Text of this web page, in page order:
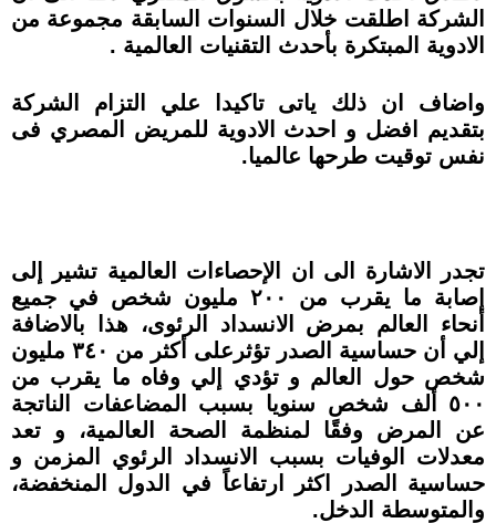
الشركة اطلقت خلال السنوات السابقة مجموعة من
الادوية المبتكرة بأحدث التقنيات العالمية .
واضاف ان ذلك ياتى تاكيدا علي التزام الشركة
بتقديم افضل و احدث الادوية للمريض المصري فى
نفس توقيت طرحها عالميا.
تجدر الاشارة الى ان الإحصاءات العالمية تشير إلى
إصابة ما يقرب من ٢٠٠ مليون شخص في جميع
أنحاء العالم بمرض الانسداد الرئوى، هذا بالاضافة
إلي أن حساسية الصدر تؤثرعلى أكثر من ٣٤٠ مليون
شخص حول العالم و تؤدي إلي وفاه ما يقرب من
٥٠٠ ألف شخص سنويا بسبب المضاعفات الناتجة
عن المرض وفقًا لمنظمة الصحة العالمية، و تعد
معدلات الوفيات بسبب الانسداد الرئوي المزمن و
حساسية الصدر اكثر ارتفاعاً في الدول المنخفضة،
والمتوسطة الدخل.